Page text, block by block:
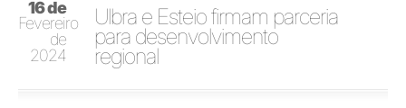
16 de
Fevereiro
de
2024
Ulbra e Esteio firmam parceria
para desenvolvimento
regional